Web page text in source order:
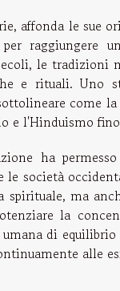
affonda le sue
raggiungere
le tradizioni
e rituali. Uno
come
e l'Hinduismo
ha
le società
spirituale, ma
la
di
alle